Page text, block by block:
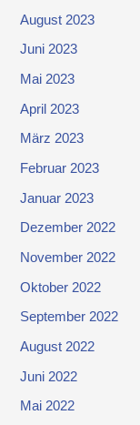
August 2023
Juni 2023
Mai 2023
April 2023
März 2023
Februar 2023
Januar 2023
Dezember 2022
November 2022
Oktober 2022
September 2022
August 2022
Juni 2022
Mai 2022